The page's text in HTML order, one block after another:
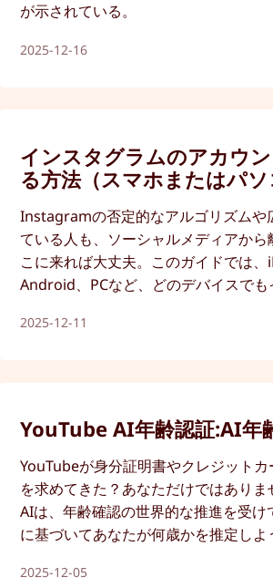
が示されている。
2025-12-16
インスタグラムのアカウ
る方法（スマホまたはパソ
Instagramの否定的なアルゴリズムや
ている人も、ソーシャルメディアから
こに来れば大丈夫。このガイドでは、
Android、PCなど、どのデバイスでも
2025-12-11
YouTube AI年齢認証:AI年
YouTubeが身分証明書やクレジット
を求めてきた？あなただけではあり
AIは、年齢確認の世界的な推進を受け
に基づいてあなたが何歳かを推定しよ
2025-12-05